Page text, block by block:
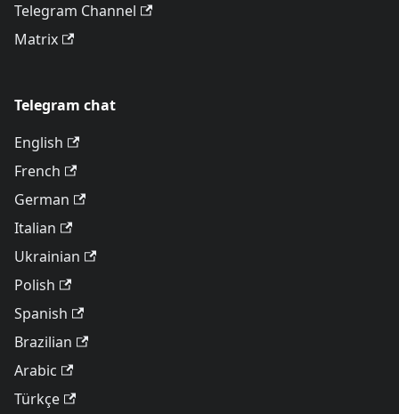
Telegram Channel
Matrix
Telegram chat
English
French
German
Italian
Ukrainian
Polish
Spanish
Brazilian
Arabic
Türkçe